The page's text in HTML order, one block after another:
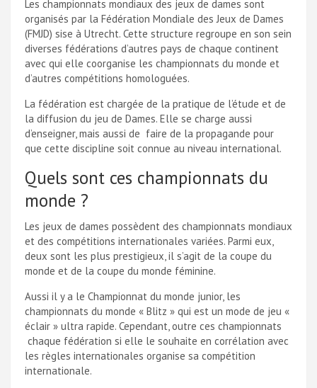
Les championnats mondiaux des jeux de dames sont
organisés par la Fédération Mondiale des Jeux de Dames
(FMJD) sise à Utrecht. Cette structure regroupe en son sein
diverses fédérations d’autres pays de chaque continent
avec qui elle coorganise les championnats du monde et
d’autres compétitions homologuées.
La fédération est chargée de la pratique de l’étude et de
la diffusion du jeu de Dames. Elle se charge aussi
d’enseigner, mais aussi de faire de la propagande pour
que cette discipline soit connue au niveau international.
Quels sont ces championnats du
monde ?
Les jeux de dames possèdent des championnats mondiaux
et des compétitions internationales variées. Parmi eux,
deux sont les plus prestigieux, il s’agit de la coupe du
monde et de la coupe du monde féminine.
Aussi il y a le Championnat du monde junior, les
championnats du monde « Blitz » qui est un mode de jeu «
éclair » ultra rapide. Cependant, outre ces championnats
chaque fédération si elle le souhaite en corrélation avec
les règles internationales organise sa compétition
internationale.